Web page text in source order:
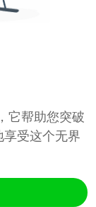
它帮助您突破
受这个无界